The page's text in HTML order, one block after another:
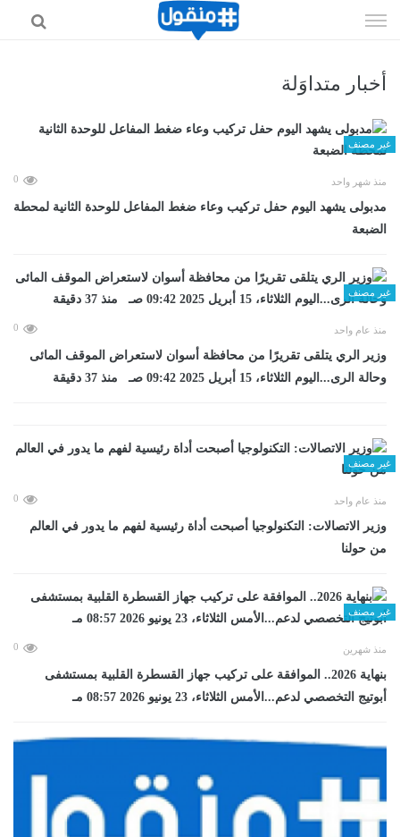
الى
أخبار متداوَلة
غير مصنف
منذ شهر واحد 0
مدبولى يشهد اليوم حفل تركيب وعاء ضغط المفاعل للوحدة الثانية لمحطة
الضبعة
غير مصنف
منذ عام واحد 0
وزير الري يتلقى تقريرًا من محافظة أسوان لاستعراض الموقف المائى
وحالة الرى...اليوم الثلاثاء، 15 أبريل 2025 09:42 صـ منذ 37 دقيقة
غير مصنف
منذ عام واحد 0
وزير الاتصالات: التكنولوجيا أصبحت أداة رئيسية لفهم ما يدور في العالم
من حولنا
غير مصنف
منذ شهرين 0
بنهاية 2026.. الموافقة على تركيب جهاز القسطرة القلبية بمستشفى
أبوتيج التخصصي لدعم...الأمس الثلاثاء، 23 يونيو 2026 08:57 مـ